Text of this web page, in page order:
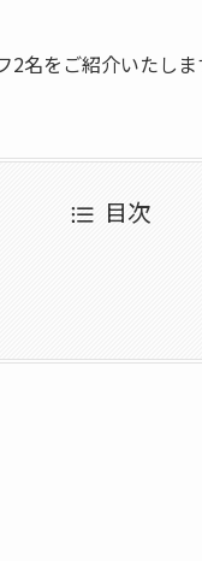
名をご紹介いたしま
目次